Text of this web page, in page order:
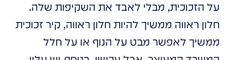
על הזכוכית, מבלי לאבד את השקיפות שלה.
חלון ראווה ממשיך להיות חלון ראווה, קיר זכוכית
ממשיך לאפשר מבט על הנוף או על חלל